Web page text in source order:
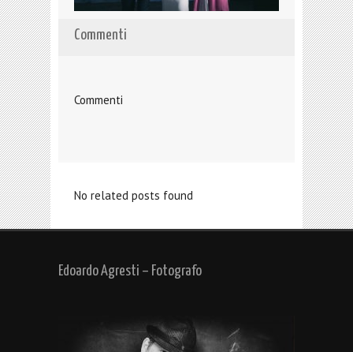
Commenti
Commenti
No related posts found
Edoardo Agresti – Fotografo